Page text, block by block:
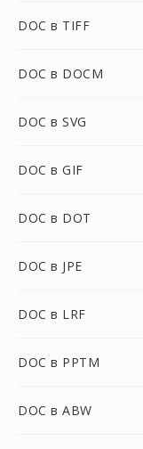
DOC в TIFF
DOC в DOCM
DOC в SVG
DOC в GIF
DOC в DOT
DOC в JPE
DOC в LRF
DOC в PPTM
DOC в ABW